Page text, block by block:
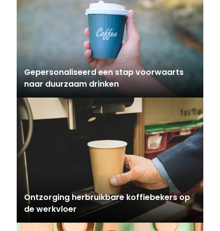
Gepersonaliseerd een stap voorwaarts
naar duurzaam drinken
Ontzorging herbruikbare koffiebekers op
de werkvloer